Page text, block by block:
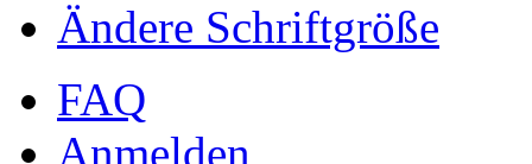
Ändere Schriftgröße
FAQ
Anmelden